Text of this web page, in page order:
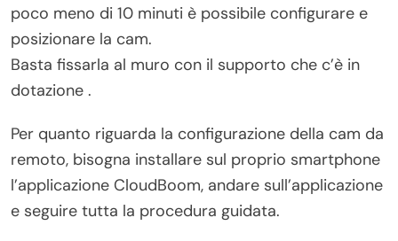
poco meno di 10 minuti è possibile configurare e
posizionare la cam.
Basta fissarla al muro con il supporto che c’è in
dotazione .
Per quanto riguarda la configurazione della cam da
remoto, bisogna installare sul proprio smartphone
l’applicazione CloudBoom, andare sull’applicazione
e seguire tutta la procedura guidata.